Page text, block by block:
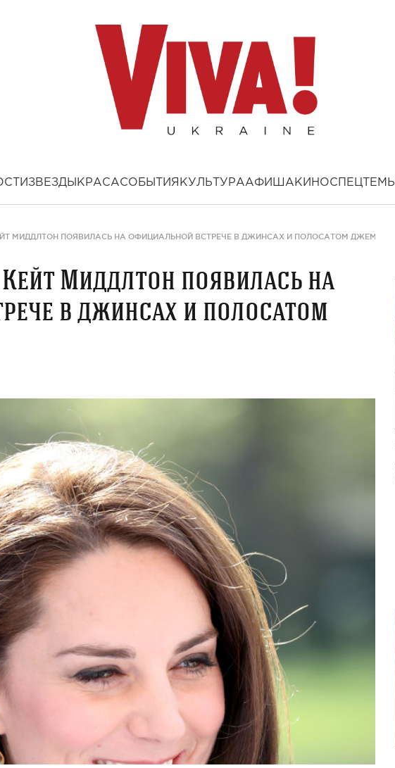
ЗВЕЗДЫ КРАСАСОБЫТИЯ КУЛЬТУРААФИША КИНОСПЕЦТЕМЫ
МИДДЛТОН ПОЯВИЛАСЬ НА ОФИЦИАЛЬНОЙ ВСТРЕЧЕ В ДЖИНСАХ И ПОЛОСАТОМ ДЖЕМПЕРЕ
Миддлтон появилась на
в джинсах и полосатом